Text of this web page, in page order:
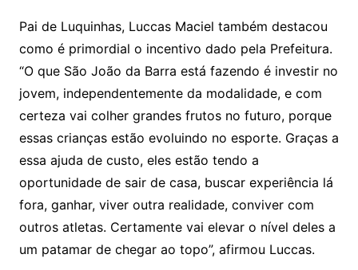
Pai de Luquinhas, Luccas Maciel também destacou
como é primordial o incentivo dado pela Prefeitura.
“O que São João da Barra está fazendo é investir no
jovem, independentemente da modalidade, e com
certeza vai colher grandes frutos no futuro, porque
essas crianças estão evoluindo no esporte. Graças a
essa ajuda de custo, eles estão tendo a
oportunidade de sair de casa, buscar experiência lá
fora, ganhar, viver outra realidade, conviver com
outros atletas. Certamente vai elevar o nível deles a
um patamar de chegar ao topo”, afirmou Luccas.